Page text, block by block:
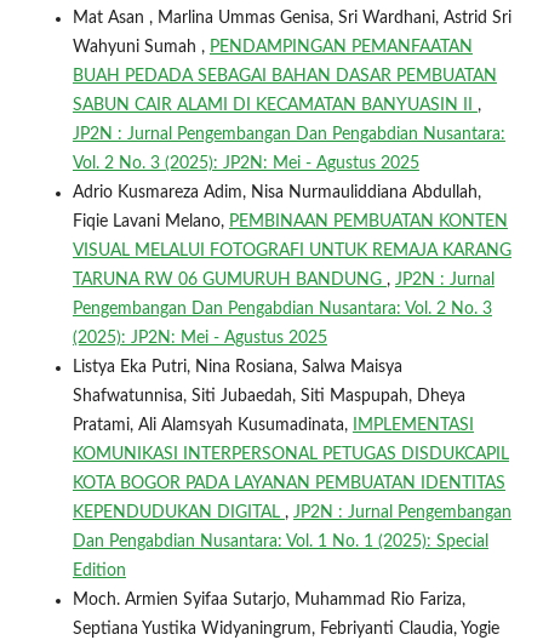
Mat Asan , Marlina Ummas Genisa, Sri Wardhani, Astrid Sri
Wahyuni Sumah , PENDAMPINGAN PEMANFAATAN
BUAH PEDADA SEBAGAI BAHAN DASAR PEMBUATAN
SABUN CAIR ALAMI DI KECAMATAN BANYUASIN II ,
JP2N : Jurnal Pengembangan Dan Pengabdian Nusantara:
Vol. 2 No. 3 (2025): JP2N: Mei - Agustus 2025
Adrio Kusmareza Adim, Nisa Nurmauliddiana Abdullah,
Fiqie Lavani Melano, PEMBINAAN PEMBUATAN KONTEN
VISUAL MELALUI FOTOGRAFI UNTUK REMAJA KARANG
TARUNA RW 06 GUMURUH BANDUNG , JP2N : Jurnal
Pengembangan Dan Pengabdian Nusantara: Vol. 2 No. 3
(2025): JP2N: Mei - Agustus 2025
Listya Eka Putri, Nina Rosiana, Salwa Maisya
Shafwatunnisa, Siti Jubaedah, Siti Maspupah, Dheya
Pratami, Ali Alamsyah Kusumadinata,
IMPLEMENTASI
KOMUNIKASI INTERPERSONAL PETUGAS DISDUKCAPIL
KOTA BOGOR PADA LAYANAN PEMBUATAN IDENTITAS
KEPENDUDUKAN DIGITAL , JP2N : Jurnal Pengembangan
Dan Pengabdian Nusantara: Vol. 1 No. 1 (2025): Special
Edition
Moch. Armien Syifaa Sutarjo, Muhammad Rio Fariza,
Septiana Yustika Widyaningrum, Febriyanti Claudia, Yogie